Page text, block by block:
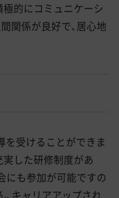
的にコミュニケーシ
関係が良好で、居心地
を受けることができま
した研修制度があ
にも参加が可能ですの